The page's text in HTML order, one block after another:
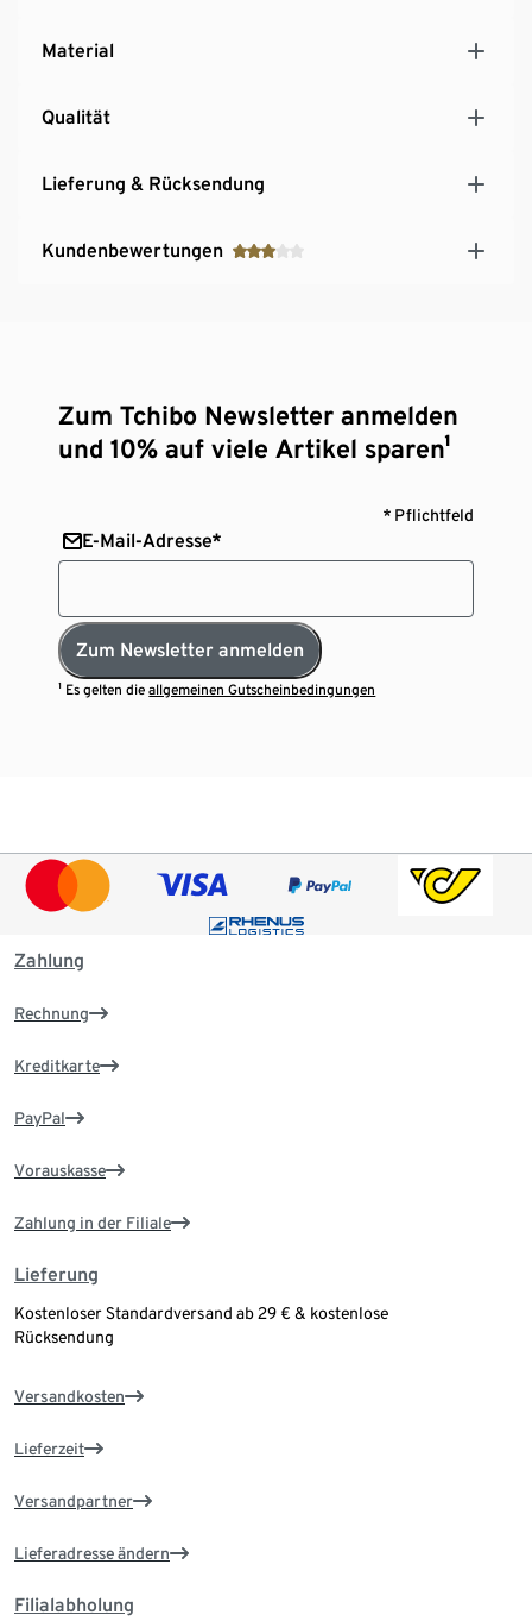
Material
Qualität
Lieferung & Rücksendung
Kundenbewertungen
Zum Tchibo Newsletter anmelden
und 10% auf viele Artikel sparen¹
* Pflichtfeld
E-Mail-Adresse*
Zum Newsletter anmelden
¹ Es gelten dieallgemeinen Gutscheinbedingungen
Zahlung
Rechnung
Kreditkarte
PayPal
Vorauskasse
Zahlung in der Filiale
Lieferung
Kostenloser Standardversand ab 29 € & kostenlose
Rücksendung
Versandkosten
Lieferzeit
Versandpartner
Lieferadresse ändern
Filialabholung